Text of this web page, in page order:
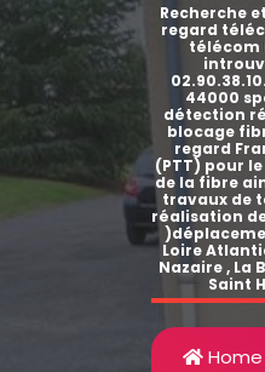
Recherche
regard
télécom
44000
détection
blocage
regard
(PTT) pour
de la fibre
travaux de
réalisation
Loire
Nazaire , La
Saint
Home